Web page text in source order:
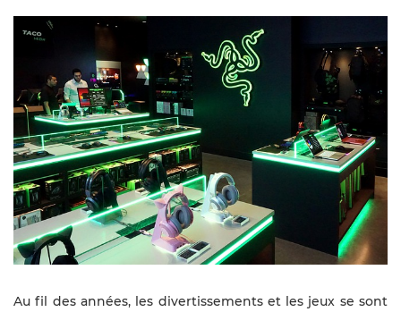
Au fil des années, les divertissements et les jeux se sont